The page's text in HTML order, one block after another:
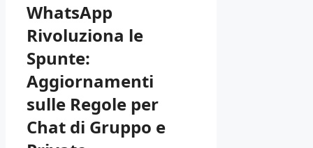
WhatsApp
Rivoluziona le
Spunte:
Aggiornamenti
sulle Regole per
Chat di Gruppo e